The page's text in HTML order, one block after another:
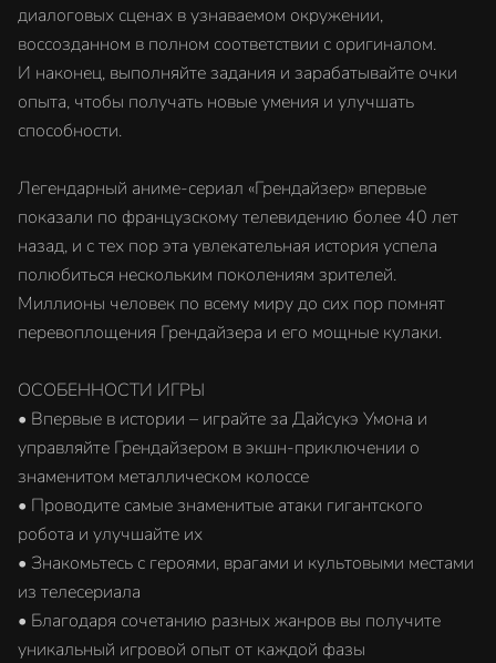
диалоговых сценах в узнаваемом окружении,
воссозданном в полном соответствии с оригиналом.
И наконец, выполняйте задания и зарабатывайте очки
опыта, чтобы получать новые умения и улучшать
способности.
Легендарный аниме-сериал «Грендайзер» впервые
показали по французскому телевидению более 40 лет
назад, и с тех пор эта увлекательная история успела
полюбиться нескольким поколениям зрителей.
Миллионы человек по всему миру до сих пор помнят
перевоплощения Грендайзера и его мощные кулаки.
ОСОБЕННОСТИ ИГРЫ
• Впервые в истории – играйте за Дайсукэ Умона и
управляйте Грендайзером в экшн-приключении о
знаменитом металлическом колоссе
• Проводите самые знаменитые атаки гигантского
робота и улучшайте их
• Знакомьтесь с героями, врагами и культовыми местами
из телесериала
• Благодаря сочетанию разных жанров вы получите
уникальный игровой опыт от каждой фазы